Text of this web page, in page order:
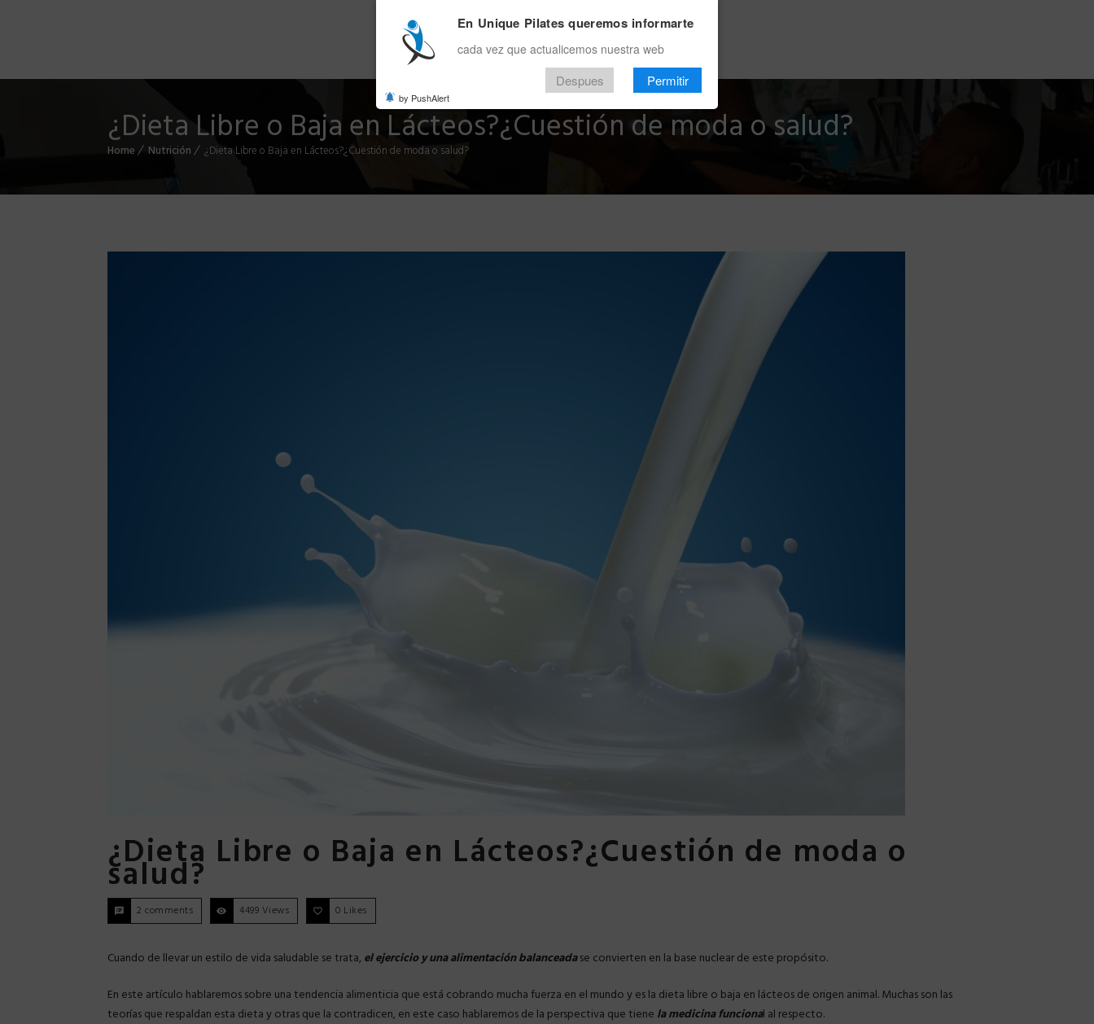
INICIO BENEFICIOS LA EMPRESA SEDES EVENTO ALIADOS APP
¿Dieta Libre o Baja en Lácteos?¿Cuestión de moda o salud?
Home Nutrición ¿Dieta Libre o Baja en Lácteos?¿Cuestión de moda o salud?
¿Dieta Libre o Baja en Lácteos?¿Cuestión de moda o
salud?
2 comments 4499 Views 0 Likes
Cuando de llevar un estilo de vida saludable se trata,el ejercicio y una alimentación balanceadase convierten en la base nuclear de este propósito.
En este artículo hablaremos sobre una tendencia alimenticia que está cobrando mucha fuerza en el mundo y es la dieta libre o baja en lácteos de origen animal. Muchas son las
teorías que respaldan esta dieta y otras que la contradicen, en este caso hablaremos de la perspectiva que tiene la medicina funcional al respecto.
En Unique Pilates queremos informarte
cada vez que actualicemos nuestra web
Despues Permitir
by PushAlert